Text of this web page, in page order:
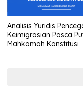
Analisis Yuridis
Keimigrasian Pasca
Mahkamah Konstitusi